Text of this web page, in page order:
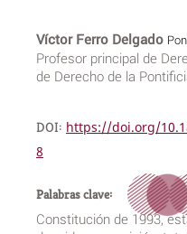
Víctor Ferro Delgado
Profesor principal de
de Derecho de la
DOI: https://doi.org/
8
Palabras clave:
Constitución de 1993,